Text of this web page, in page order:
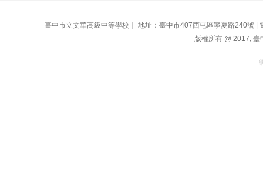
臺中市立文華高級中等學校｜ 地址：臺中市407西屯區寧夏路240
版權所有 @ 2017,